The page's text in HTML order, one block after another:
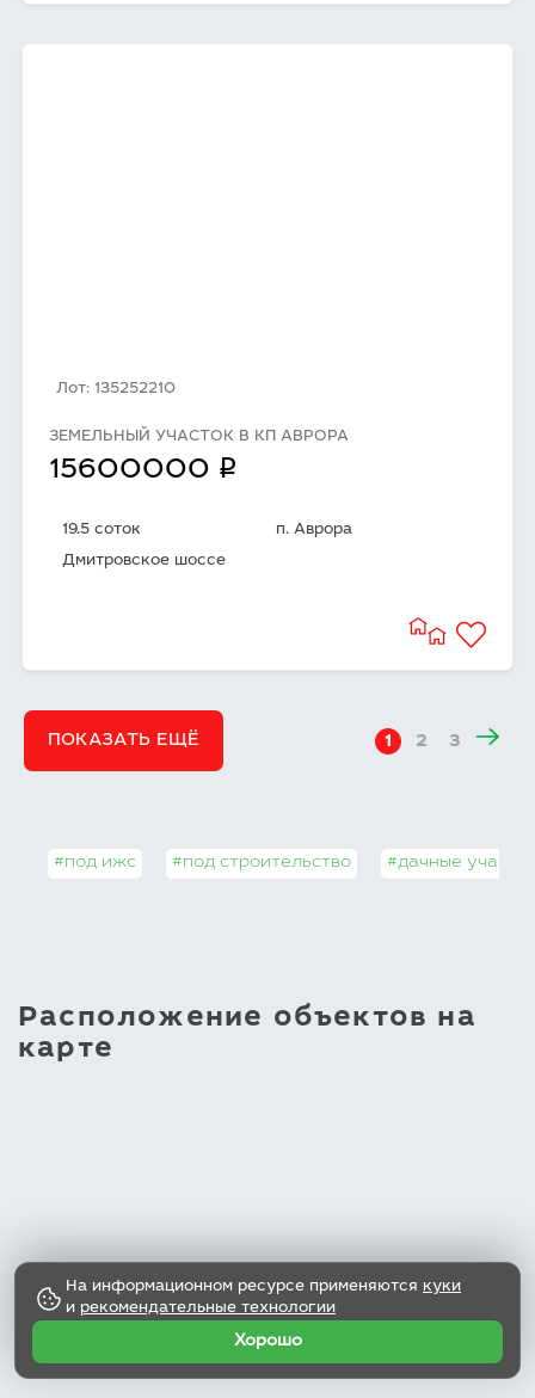
На информационном ресурсе применяются куки
и рекомендательные технологии
Хорошо
Лот: 135252210
ЗЕМЕЛЬНЫЙ УЧАСТОК В КП АВРОРА
15600000 q
19.5 соток
п. Аврора
Дмитровское шоссе
ПОКАЗАТЬ ЕЩЁ 1 2 3
#под ижс #под строительство #дачные
Расположение объектов на
карте